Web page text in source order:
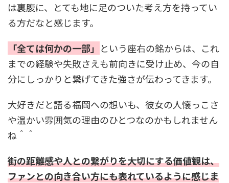
は裏腹に、とても地に足のついた考え方を持ってい
る方だなと感じます。
「全ては何かの一部」 という座右の銘からは、これ
までの経験や失敗さえも前向きに受け止め、今の自
分にしっかりと繋げてきた強さが伝わってきます。
大好きだと語る福岡への想いも、彼女の人懐っこさ
や温かい雰囲気の理由のひとつなのかもしれません
ね＾＾
街の距離感や人との繋がりを大切にする価値観は、
ファンとの向き合い方にも表れているように感じま